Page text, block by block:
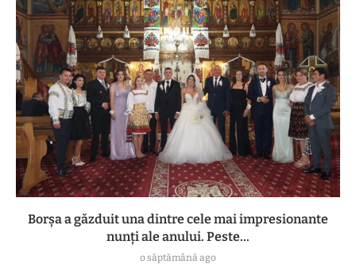
Borșa a găzduit una dintre cele mai impresionante
nunți ale anului. Peste...
o săptămână ago